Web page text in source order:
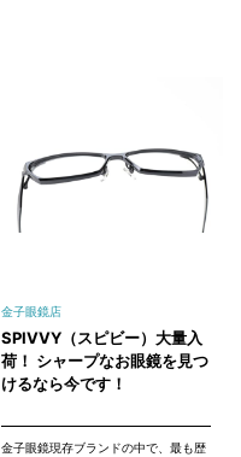
金子眼鏡店
SPIVVY（スピビー）大量入
荷！ シャープなお眼鏡を見つ
けるなら今です！
金子眼鏡現存ブランドの中で、最も歴